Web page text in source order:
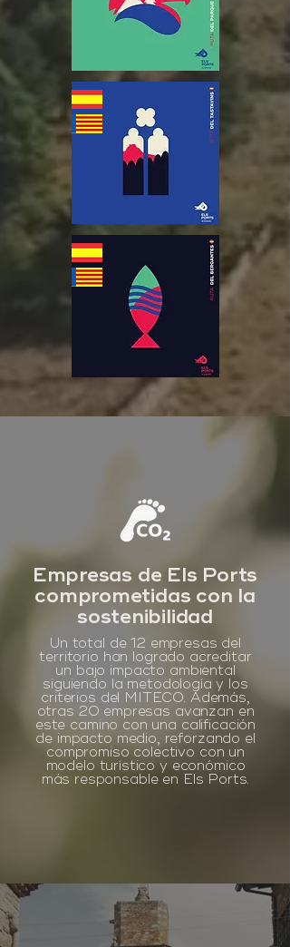
Empresas de Els Ports
comprometidas con la
sostenibilidad
Un total de 12 empresas del
territorio han logrado acreditar
un bajo impacto ambiental
siguiendo la metodología y los
criterios del MITECO. Además,
otras 20 empresas avanzan en
este camino con una calificación
de impacto medio, reforzando el
compromiso colectivo con un
modelo turístico y económico
más responsable en Els Ports.